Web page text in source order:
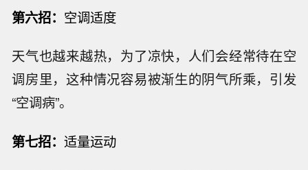
第六招： 空调适度
天气也越来越热，为了凉快，人们会经常待在空
调房里，这种情况容易被渐生的阴气所乘，引发
“空调病”。
第七招：适量运动